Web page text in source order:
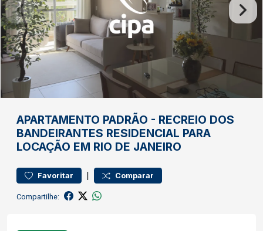
APARTAMENTO PADRÃO - RECREIO DOS
BANDEIRANTES RESIDENCIAL PARA
LOCAÇÃO EM RIO DE JANEIRO
Favoritar | Comparar
Compartilhe: